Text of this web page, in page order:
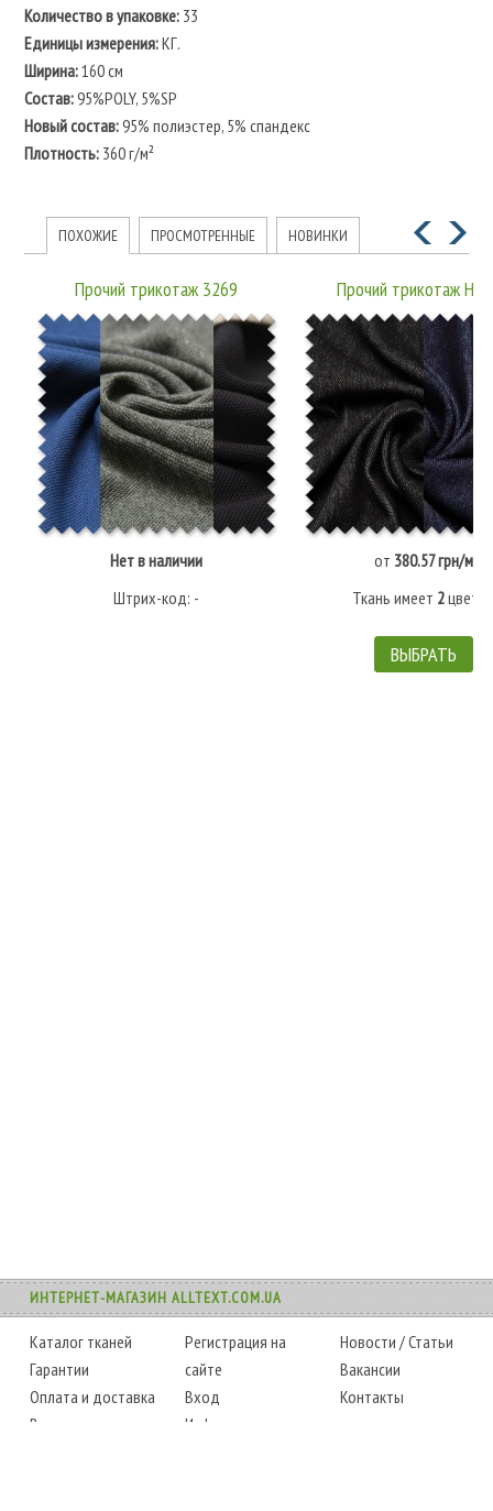
Количество в упаковке:33
Единицы измерения:КГ.
Ширина:160 см
Состав:95%POLY, 5%SP
Новый состав:95% полиэстер, 5% спандекс
Плотность:360 г/м²
ПОХОЖИЕ ПРОСМОТРЕННЫЕ НОВИНКИ
Прочий трикотаж 3269
Нет в наличии
Штрих-код: -
Прочий трикотаж
от 380.57 грн/м
Ткань имеет 2
ВЫБРАТЬ
ИНТЕРНЕТ-МАГАЗИН ALLTEXT.COM.UA
Каталог тканей
Гарантии
Оплата и доставка
Возврат товара
Регистрация на
сайте
Вход
Информация
Новости /Статьи
Вакансии
Контакты